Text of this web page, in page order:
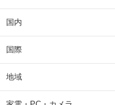
国内
国際
地域